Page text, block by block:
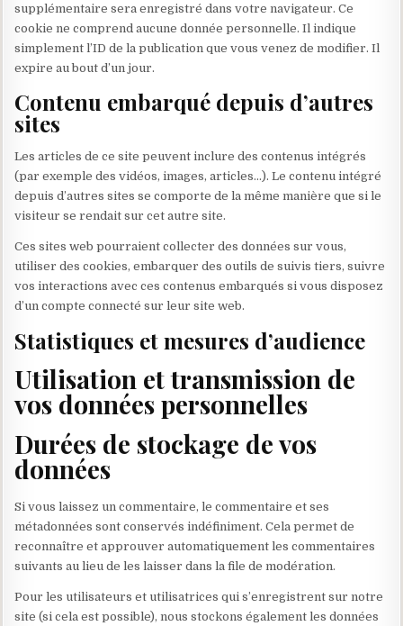
supplémentaire sera enregistré dans votre navigateur. Ce
cookie ne comprend aucune donnée personnelle. Il indique
simplement l’ID de la publication que vous venez de modifier. Il
expire au bout d’un jour.
Contenu embarqué depuis d’autres
sites
Les articles de ce site peuvent inclure des contenus intégrés
(par exemple des vidéos, images, articles…). Le contenu intégré
depuis d’autres sites se comporte de la même manière que si le
visiteur se rendait sur cet autre site.
Ces sites web pourraient collecter des données sur vous,
utiliser des cookies, embarquer des outils de suivis tiers, suivre
vos interactions avec ces contenus embarqués si vous disposez
d’un compte connecté sur leur site web.
Statistiques et mesures d’audience
Utilisation et transmission de
vos données personnelles
Durées de stockage de vos
données
Si vous laissez un commentaire, le commentaire et ses
métadonnées sont conservés indéfiniment. Cela permet de
reconnaître et approuver automatiquement les commentaires
suivants au lieu de les laisser dans la file de modération.
Pour les utilisateurs et utilisatrices qui s’enregistrent sur notre
site (si cela est possible), nous stockons également les données